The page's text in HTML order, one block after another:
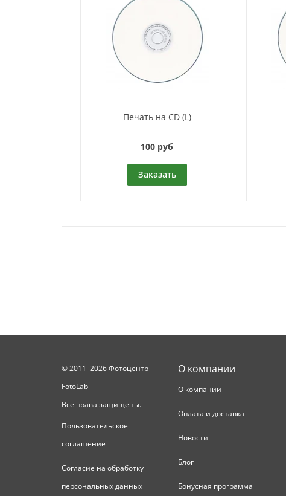
Печать на CD (L)
100 руб
Заказать
© 2011–2026 Фотоцентр
FotoLab
Все права защищены.
Пользовательское
соглашение
Согласие на обработку
персональных данных
О компании
О компании
Оплата и доставка
Новости
Блог
Бонусная программа